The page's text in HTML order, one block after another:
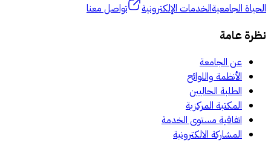
الحياة الجامعيةالخدمات الإلكترونية تواصل معنا
نظرة عامة
عن الجامعة
الأنظمة واللوائح
الطلبة الحاليين
المكتبة المركزية
اتفاقية مستوى الخدمة
المشاركة الالكترونية